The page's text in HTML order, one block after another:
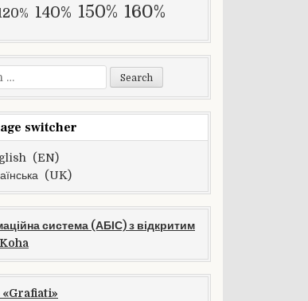
140% 150% 160%
switcher
EN
UK
система (АБІС) з відкритим
«Grafiati»